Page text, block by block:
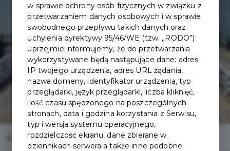
Home Oferty Sopot Pier
w sprawie ochrony osób fizycznych w związku z
przetwarzaniem danych osobowych i w sprawie
swobodnego przepływu takich danych oraz
uchylenia dyrektywy 95/46/WE (tzw. „RODO”)
uprzejmie informujemy, że do przetwarzania
wykorzystywane będą następujące dane: adres
IP twojego urządzenia, adres URL żądania,
nazwa domeny, identyfikator urządzenia, typ
przeglądarki, język przeglądarki, liczba kliknięć,
ilość czasu spędzonego na poszczególnych
stronach, data i godzina korzystania z Serwisu,
typ i wersja systemu operacyjnego,
rozdzielczość ekranu, dane zbierane w
dziennikach serwera a także inne podobne